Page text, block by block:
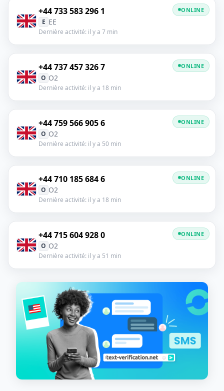
+44 733 583 296 1
E EE
Dernière activité: il y a 7 min
ONLINE
+44 737 457 326 7
O O2
Dernière activité: il y a 18 min
ONLINE
+44 759 566 905 6
O O2
Dernière activité: il y a 50 min
ONLINE
+44 710 185 684 6
O O2
Dernière activité: il y a 18 min
ONLINE
+44 715 604 928 0
O O2
Dernière activité: il y a 51 min
ONLINE